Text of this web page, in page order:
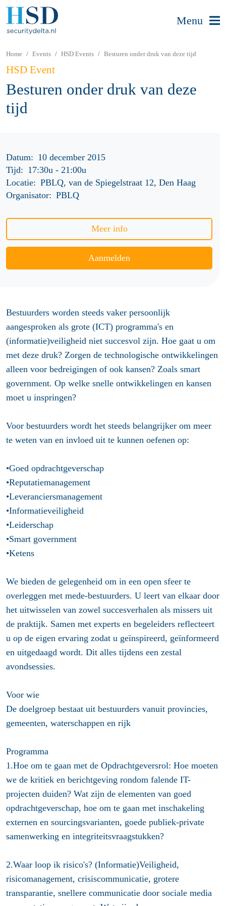
Menu
Home Events HSD Events Besturen onder druk van deze tijd
HSD Event
Besturen onder druk van deze
tijd
Datum: 10 december 2015
Tijd: 17:30u- 21:00u
Locatie: PBLQ, van de Spiegelstraat 12, Den Haag
Organisator: PBLQ
Meer info
Aanmelden
Bestuurders worden steeds vaker persoonlijk
aangesproken als grote (ICT) programma's en
(informatie)veiligheid niet succesvol zijn. Hoe gaat u om
met deze druk? Zorgen de technologische ontwikkelingen
alleen voor bedreigingen of ook kansen? Zoals smart
government. Op welke snelle ontwikkelingen en kansen
moet u inspringen?
Voor bestuurders wordt het steeds belangrijker om meer
te weten van en invloed uit te kunnen oefenen op:
•Goed opdrachtgeverschap
•Reputatiemanagement
•Leveranciersmanagement
•Informatieveiligheid
•Leiderschap
•Smart government
•Ketens
We bieden de gelegenheid om in een open sfeer te
overleggen met mede-bestuurders. U leert van elkaar door
het uitwisselen van zowel succesverhalen als missers uit
de praktijk. Samen met experts en begeleiders reflecteert
u op de eigen ervaring zodat u geïnspireerd, geïnformeerd
en uitgedaagd wordt. Dit alles tijdens een zestal
avondsessies.
Voor wie
De doelgroep bestaat uit bestuurders vanuit provincies,
gemeenten, waterschappen en rijk
Programma
1.Hoe om te gaan met de Opdrachtgeversrol: Hoe moeten
we de kritiek en berichtgeving rondom falende IT-
projecten duiden? Wat zijn de elementen van goed
opdrachtgeverschap, hoe om te gaan met inschakeling
externen en sourcingsvarianten, goede publiek-private
samenwerking en integriteitsvraagstukken?
2.Waar loop ik risico's? (Informatie)Veiligheid,
risicomanagement, crisiscommunicatie, grotere
transparantie, snellere communicatie door sociale media